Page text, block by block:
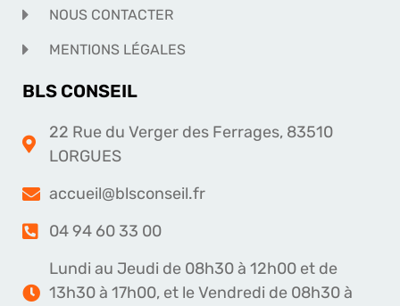
NOUS CONTACTER
MENTIONS LÉGALES
BLS CONSEIL
22 Rue du Verger des Ferrages, 83510
LORGUES
accueil@blsconseil.fr
04 94 60 33 00
Lundi au Jeudi de 08h30 à 12h00 et de
13h30 à 17h00, et le Vendredi de 08h30 à